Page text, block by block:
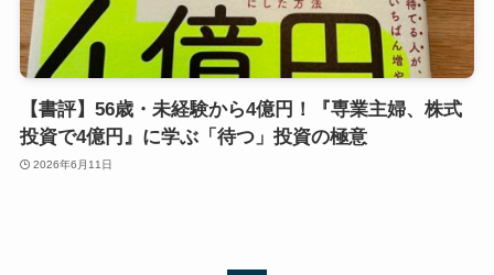
【書評】56歳・未経験から4億円！『専業主婦、株式
投資で4億円』に学ぶ「待つ」投資の極意
2026年6月11日